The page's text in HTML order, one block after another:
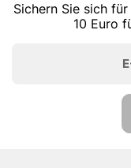
Sichern Sie sich
10 Euro